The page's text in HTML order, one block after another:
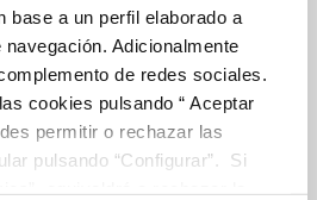
base a un perfil elaborado a
Adicionalmente
de redes sociales.
cookies pulsando “ Aceptar
permitir o rechazar las
pulsando “Configurar”. Si